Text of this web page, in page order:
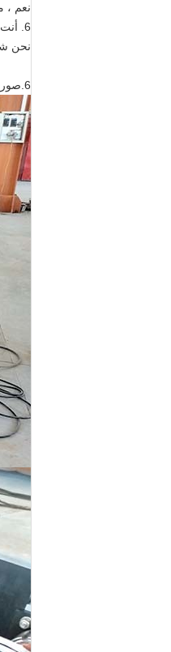
نعم ،
6. أنت شركة تجارية أو مصنع؟
نحن
6. صور